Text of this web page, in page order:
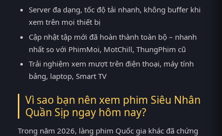
Server đa dạng, tốc độ tải nhanh, không buffer khi
xem trên mọi thiết bị
Cập nhật tập mới đã hoàn thành toàn bộ – nhanh
nhất so với PhimMoi, MotChill, ThungPhim cũ
Trải nghiệm xem mượt trên điện thoại, máy tính
bảng, laptop, Smart TV
Vì sao bạn nên xem phim Siêu Nhân
Quần Sịp ngay hôm nay?
Trong năm 2026, làng phim Quốc gia khác đã chứng